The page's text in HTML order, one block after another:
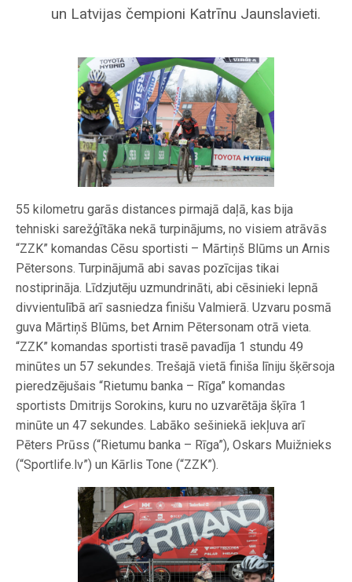
un Latvijas čempioni Katrīnu Jaunslavieti.
55 kilometru garās distances pirmajā daļā, kas bija
tehniski sarežģītāka nekā turpinājums, no visiem atrāvās
“ZZK” komandas Cēsu sportisti – Mārtiņš Blūms un Arnis
Pētersons. Turpinājumā abi savas pozīcijas tikai
nostiprināja. Līdzjutēju uzmundrināti, abi cēsinieki lepnā
divvientulībā arī sasniedza finišu Valmierā. Uzvaru posmā
guva Mārtiņš Blūms, bet Arnim Pētersonam otrā vieta.
“ZZK” komandas sportisti trasē pavadīja 1 stundu 49
minūtes un 57 sekundes. Trešajā vietā finiša līniju šķērsoja
pieredzējušais “Rietumu banka – Rīga” komandas
sportists Dmitrijs Sorokins, kuru no uzvarētāja šķīra 1
minūte un 47 sekundes. Labāko sešiniekā iekļuva arī
Pēters Prūss (“Rietumu banka – Rīga”), Oskars Muižnieks
(“Sportlife.lv”) un Kārlis Tone (“ZZK”).